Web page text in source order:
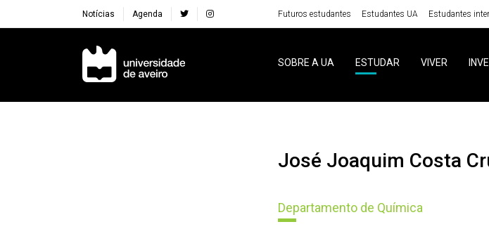
Notícias Agenda Futuros estudantes Estudantes UA Estudantes
Navegação Principal
SOBRE A UA ESTUDAR VIVER
José Joaquim Costa
Departamento de Química